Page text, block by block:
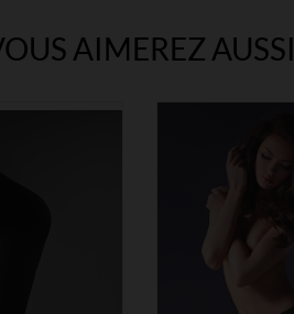
AIMEREZ AUSSI